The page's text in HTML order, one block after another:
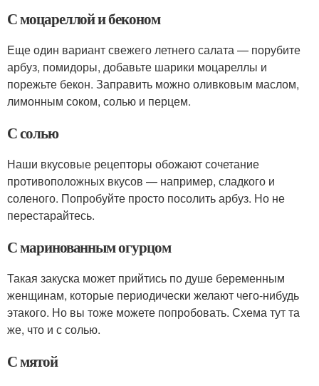
С моцареллой и беконом
Еще один вариант свежего летнего салата — порубите
арбуз, помидоры, добавьте шарики моцареллы и
порежьте бекон. Заправить можно оливковым маслом,
лимонным соком, солью и перцем.
С солью
Наши вкусовые рецепторы обожают сочетание
противоположных вкусов — например, сладкого и
соленого. Попробуйте просто посолить арбуз. Но не
перестарайтесь.
С маринованным огурцом
Такая закуска может прийтись по душе беременным
женщинам, которые периодически желают чего-нибудь
этакого. Но вы тоже можете попробовать. Схема тут та
же, что и с солью.
С мятой